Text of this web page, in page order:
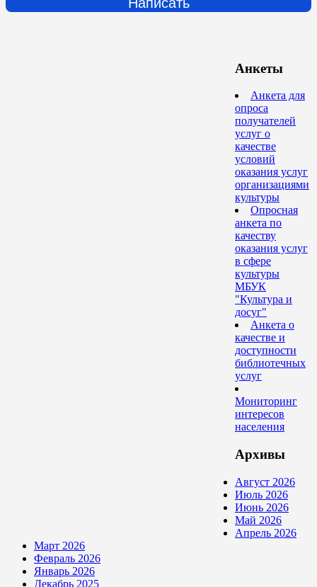
Анкеты
Анкета для
опроса
получателей
услуг о
качестве
условий
оказания услуг
организациями
культуры
Опросная
анкета по
качеству
оказания услуг
в сфере
культуры
МБУК
"Культура и
досуг"
Анкета о
качестве и
доступности
библиотечных
услуг
Мониторинг
интересов
населения
Архивы
Август 2026
Июль 2026
Июнь 2026
Май 2026
Апрель 2026
Март 2026
Февраль 2026
Январь 2026
Декабрь 2025